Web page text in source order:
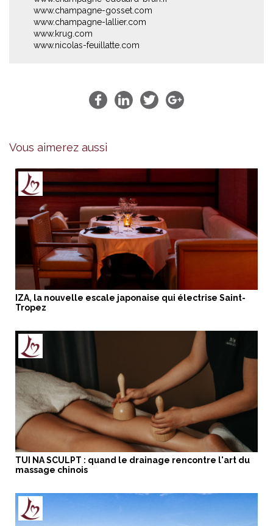
www.champagne-gosset.com
www.champagne-lallier.com
www.krug.com
www.nicolas-feuillatte.com
Vous aimerez aussi
IZA, la nouvelle escale japonaise qui électrise Saint-
Tropez
TUI NA SCULPT : quand le drainage rencontre l'art du
massage chinois